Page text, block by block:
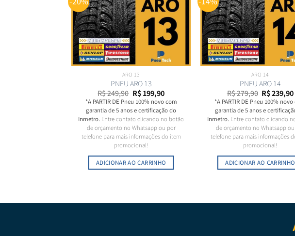
ARO 13
PNEU ARO 13
R$249,90 O
preço
original
era:
R$ 249,90.
R$199,90O
preço
atual
é:
R$ 199,90.
*A PARTIR DE Pneu 100% novo com
garantia de 5 anos e certificação do
Inmetro. Entre contato clicando no botão
de orçamento no Whatsapp ou por
telefone para mais informações do item
promocional!
ADICIONAR AO CARRINHO
ARO 14
PNEU ARO 14
R$279,90 O
preço
original
era:
R$ 279,90.
R$239,90O
*A PARTIR DE Pneu 100% novo
garantia de 5 anos e
Inmetro. Entre contato clicando
de orçamento no Whatsapp
telefone para mais informações
promocional!
ADICIONAR AO CARRINHO